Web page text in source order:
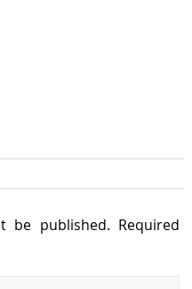
be published. Required